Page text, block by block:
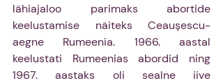
lähiajaloo parimaks abortide
keelustamise näiteks Ceaușescu-
aegne Rumeenia. 1966. aastal
keelustati Rumeenias abordid ning
1967. aastaks oli sealne iive